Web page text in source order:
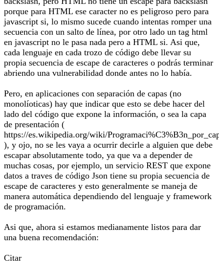
porque para HTML ese caracter no es peligroso pero para
javascript si, lo mismo sucede cuando intentas romper una
secuencia con un salto de línea, por otro lado un tag html
en javascript no le pasa nada pero a HTML si. Asi que,
cada lenguaje en cada trozo de código debe llevar su
propia secuencia de escape de caracteres o podrás terminar
abriendo una vulnerabilidad donde antes no lo había.
Pero, en aplicaciones con separación de capas (no
monolíoticas) hay que indicar que esto se debe hacer del
lado del código que expone la información, o sea la capa
de presentación (
https://es.wikipedia.org/wiki/
), y ojo, no se les vaya a ocurrir decirle a alguien que debe
escapar absolutamente todo, ya que va a depender de
muchas cosas, por ejemplo, un servicio REST que expone
datos a traves de código Json tiene su propia secuencia de
escape de caracteres y esto generalmente se maneja de
manera automática dependiendo del lenguaje y framework
de programación.
Asi que, ahora si estamos medianamente listos para dar
una buena recomendación:
Citar